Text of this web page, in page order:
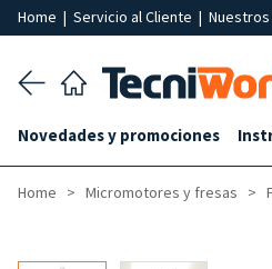
Home | Servicio al Cliente |
Novedades y promociones
Home Micromotores y fresas